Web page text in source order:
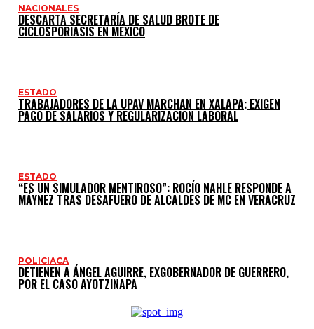
NACIONALES
DESCARTA SECRETARÍA DE SALUD BROTE DE
CICLOSPORIASIS EN MÉXICO
ESTADO
TRABAJADORES DE LA UPAV MARCHAN EN XALAPA; EXIGEN
PAGO DE SALARIOS Y REGULARIZACIÓN LABORAL
ESTADO
“ES UN SIMULADOR MENTIROSO”: ROCÍO NAHLE RESPONDE A
MÁYNEZ TRAS DESAFUERO DE ALCALDES DE MC EN VERACRUZ
POLICIACA
DETIENEN A ÁNGEL AGUIRRE, EXGOBERNADOR DE GUERRERO,
POR EL CASO AYOTZINAPA